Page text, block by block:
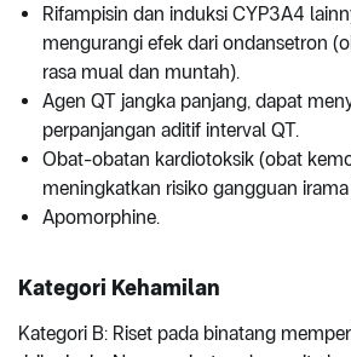
Rifampisin dan induksi CYP3A4
mengurangi efek dari ondansetron
rasa mual dan muntah).
Agen QT jangka panjang, dapat
perpanjangan aditif interval QT.
Obat-obatan kardiotoksik (obat
meningkatkan risiko gangguan
Apomorphine.
Kategori Kehamilan
Kategori B: Riset pada binatang